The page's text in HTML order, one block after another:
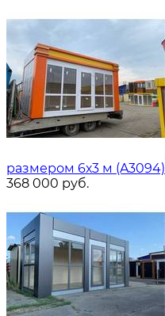
размером 6х3 м (A3094)
368 000 руб.